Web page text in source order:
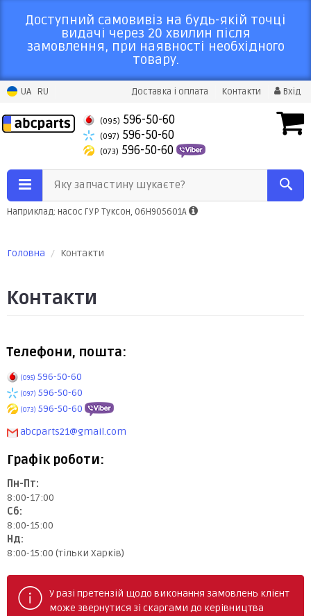
Доступний самовивіз на будь-якій точці
видачі через 20 хвилин після
замовлення, при наявності необхідного
товару.
UA RU Доставка і оплата Контакти Вхід
(095) 596-50-60
(097) 596-50-60
(073) 596-50-60
Яку запчастину шукаєте?
Наприклад: насос ГУР Туксон, 06H905601A
Головна Контакти
Контакти
Телефони, пошта:
(095) 596-50-60
(097) 596-50-60
(073) 596-50-60
abcparts21@gmail.com
Графік роботи:
Пн-Пт:
8:00-17:00
Сб:
8:00-15:00
Нд:
8:00-15:00 (тільки Харків)
У разі претензій щодо виконання замовлень клієнт
може звернутися зі скаргами до керівництва